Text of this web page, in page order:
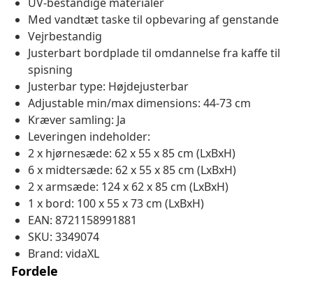
Med vandtæt taske til opbevaring af genstande
Vejrbestandig
Justerbart bordplade til omdannelse fra kaffe til
spisning
Justerbar type: Højdejusterbar
Adjustable min/max dimensions: 44-73 cm
Kræver samling: Ja
Leveringen indeholder:
2 x hjørnesæde: 62 x 55 x 85 cm (LxBxH)
6 x midtersæde: 62 x 55 x 85 cm (LxBxH)
2 x armsæde: 124 x 62 x 85 cm (LxBxH)
1 x bord: 100 x 55 x 73 cm (LxBxH)
EAN: 8721158991881
SKU: 3349074
Brand: vidaXL
Fordele